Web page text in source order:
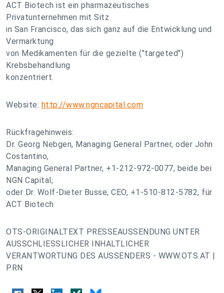
ACT Biotech ist ein pharmazeutisches
Privatunternehmen mit Sitz
in San Francisco, das sich ganz auf die Entwicklung und
Vermarktung
von Medikamenten für die gezielte ("targeted")
Krebsbehandlung
konzentriert.
Website: http://www.ngncapital.com
Rückfragehinweis:
Dr. Georg Nebgen, Managing General Partner, oder John
Costantino,
Managing General Partner, +1-212-972-0077, beide bei
NGN Capital;
oder Dr. Wolf-Dieter Busse, CEO, +1-510-812-5782, für
ACT Biotech
OTS-ORIGINALTEXT PRESSEAUSSENDUNG UNTER
AUSSCHLIESSLICHER INHALTLICHER
VERANTWORTUNG DES AUSSENDERS - WWW.OTS.AT |
PRN